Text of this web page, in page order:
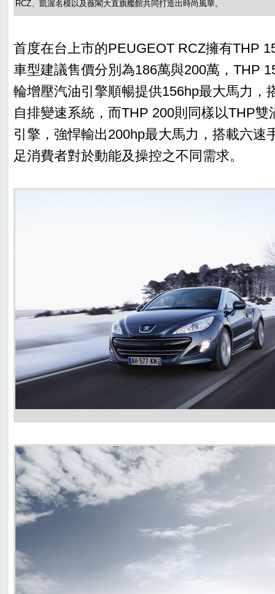
RCZ、凱渥名模以及薇閣大直旗艦館共同打造出時尚風華。
首度在台上市的PEUGEOT RCZ擁有THP
車型建議售價分別為186萬與200萬，THP
輪增壓汽油引擎順暢提供156hp最大馬力，
自排變速系統，而THP 200則同樣以THP雙
引擎，強悍輸出200hp最大馬力，搭載六速
足消費者對於動能及操控之不同需求。